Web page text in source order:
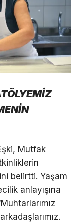
Mutfak
belirtti. Yaşam
anlayışına